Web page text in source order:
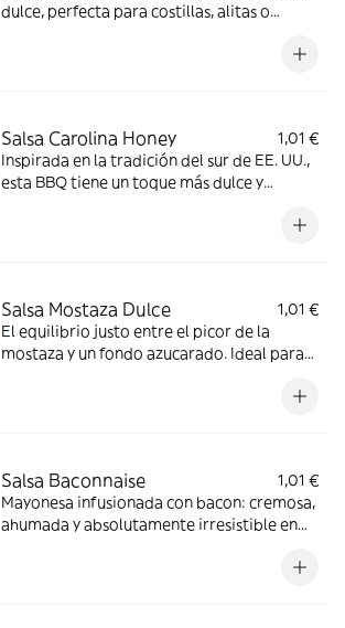
dulce, perfecta para costillas, alitas o
Salsa Carolina Honey
1,01 €
Inspirada en la tradición del sur de EE. UU.,
esta BBQ tiene un toque más dulce y
Salsa Mostaza Dulce
1,01 €
El equilibrio justo entre el picor de la
mostaza y un fondo azucarado. Ideal para
Salsa Baconnaise
1,01 €
Mayonesa infusionada con bacon: cremosa,
ahumada y absolutamente irresistible en